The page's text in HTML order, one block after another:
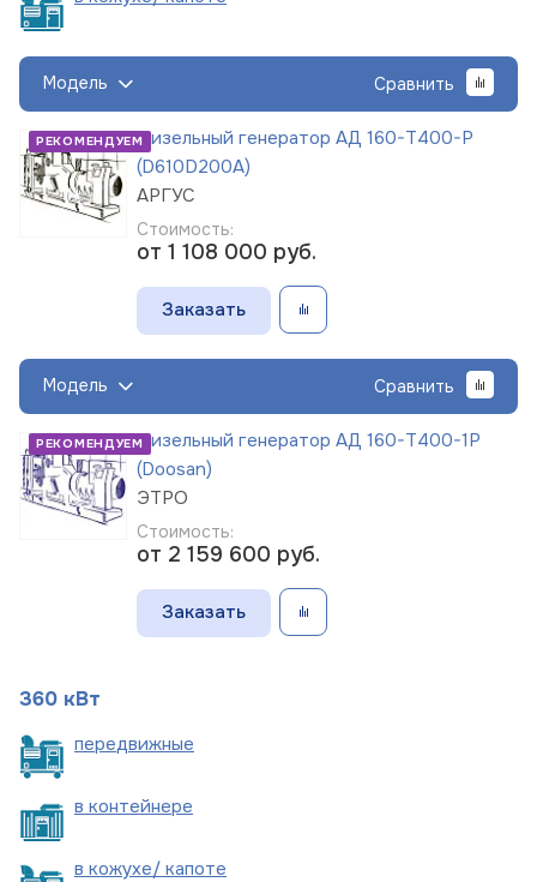
Модель Сравнить
РЕКОМЕНДУЕМДизельный генератор АД 160-Т400-Р
(D610D200A)
АРГУС
Стоимость:
от 1 108 000 руб.
Заказать
Модель Сравнить
РЕКОМЕНДУЕМДизельный генератор АД 160-Т400-1Р
(Doosan)
ЭТРО
Стоимость:
от 2 159 600 руб.
Заказать
360 кВт
передвижные
в контейнере
в кожухе/ капоте